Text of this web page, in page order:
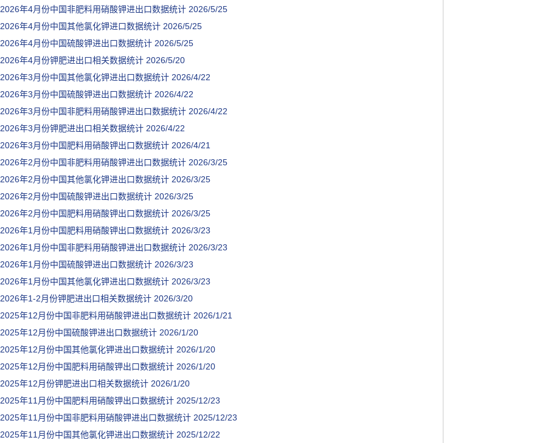
2026年4月份中国非肥料用硝酸钾进出口数据统计 2026/5/25
2026年4月份中国其他氯化钾进口数据统计 2026/5/25
2026年4月份中国硫酸钾进出口数据统计 2026/5/25
2026年4月份钾肥进出口相关数据统计 2026/5/20
2026年3月份中国其他氯化钾进出口数据统计 2026/4/22
2026年3月份中国硫酸钾进出口数据统计 2026/4/22
2026年3月份中国非肥料用硝酸钾进出口数据统计 2026/4/22
2026年3月份钾肥进出口相关数据统计 2026/4/22
2026年3月份中国肥料用硝酸钾出口数据统计 2026/4/21
2026年2月份中国非肥料用硝酸钾进出口数据统计 2026/3/25
2026年2月份中国其他氯化钾进出口数据统计 2026/3/25
2026年2月份中国硫酸钾进出口数据统计 2026/3/25
2026年2月份中国肥料用硝酸钾出口数据统计 2026/3/25
2026年1月份中国肥料用硝酸钾出口数据统计 2026/3/23
2026年1月份中国非肥料用硝酸钾进出口数据统计 2026/3/23
2026年1月份中国硫酸钾进出口数据统计 2026/3/23
2026年1月份中国其他氯化钾进出口数据统计 2026/3/23
2026年1-2月份钾肥进出口相关数据统计 2026/3/20
2025年12月份中国非肥料用硝酸钾进出口数据统计 2026/1/21
2025年12月份中国硫酸钾进出口数据统计 2026/1/20
2025年12月份中国其他氯化钾进出口数据统计 2026/1/20
2025年12月份中国肥料用硝酸钾出口数据统计 2026/1/20
2025年12月份钾肥进出口相关数据统计 2026/1/20
2025年11月份中国肥料用硝酸钾出口数据统计 2025/12/23
2025年11月份中国非肥料用硝酸钾进出口数据统计 2025/12/23
2025年11月份中国其他氯化钾进出口数据统计 2025/12/22